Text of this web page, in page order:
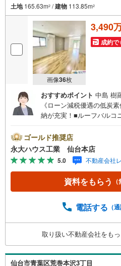
土地165.63m2 /建物 113.85m2
画像36枚
3,490
成約で
おすすめポイント 中島 樹
《ローン減税優遇の低炭
納が充実！■ルーフバルコ
ト実施中■～永大ハウス工
内の多数店舗で展開中！こ
に分けてご紹介！1.＜豊富
ン・土地...と種別を問わず
更に教育施設や商業施設
報を総合し、お客様によ
スタッフ＞当社では【購
入時に気になる住宅ロー
ご説明させて頂きます。
備！お子様連れのご家族
間:10:00～18:00（定休日
ゴールド推奨店
永大ハウス工業 仙台本店
5.0 不動産会社
資料をもらう
電話する （
取り扱い不動産会社をも
仙台市青葉区荒巻本沢3丁目